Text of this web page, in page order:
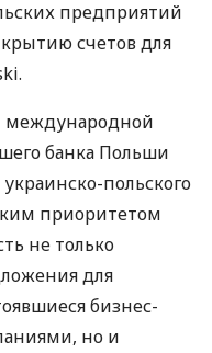
предприятий
счетов для
международной
банка Польши
польского
приоритетом
не только
для
бизнес-
но и